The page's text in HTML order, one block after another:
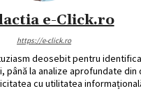
e-Click.ro
https://e-click.ro
deosebit pentru
la analize aprofundate
cu utilitatea